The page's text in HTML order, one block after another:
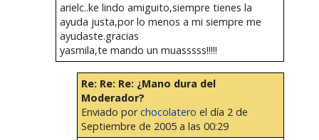
arielc..ke lindo amiguito,siempre tienes la
ayuda justa,por lo menos a mi siempre me
ayudaste.gracias
yasmila,te mando un muasssss!!!!!
Re: Re: Re: ¿Mano dura del
Moderador?
Enviado porchocolatero el día 2 de
Septiembre de 2005 a las 00:29